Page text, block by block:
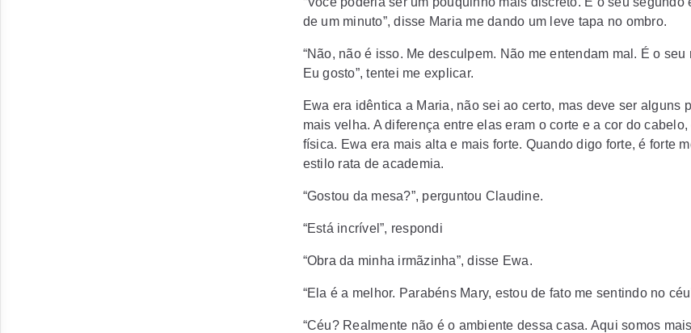
de um minuto”, disse Maria me dando um leve tapa no ombro.
“Não, não é isso. Me desculpem. Não me entendam mal. É o seu
Eu gosto”, tentei me explicar.
Ewa era idêntica a Maria, não sei ao certo, mas deve ser alguns
mais velha. A diferença entre elas eram o corte e a cor do cabelo,
física. Ewa era mais alta e mais forte. Quando digo forte, é forte
estilo rata de academia.
“Gostou da mesa?”, perguntou Claudine.
“Está incrível”, respondi
“Obra da minha irmãzinha”, disse Ewa.
“Ela é a melhor. Parabéns Mary, estou de fato me sentindo no
“Céu? Realmente não é o ambiente dessa casa. Aqui somos